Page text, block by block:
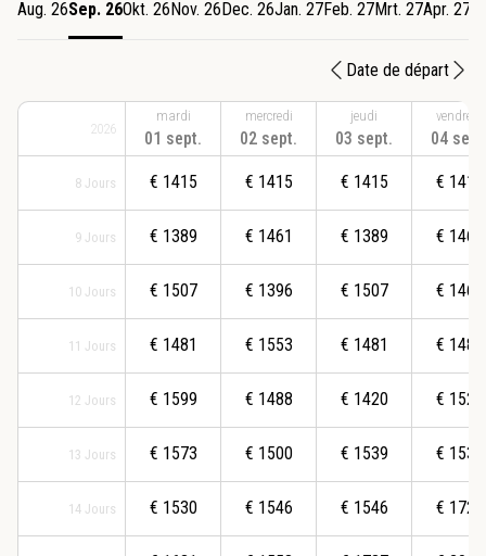
Aug. 26Sep. 26Okt. 26 Nov. 26 Dec. 26Jan. 27Feb. 27Mrt. 27Apr. 27
Date de départ
2026
8 Jours
9 Jours
10 Jours
11 Jours
12 Jours
13 Jours
14 Jours
mardi
01 sept.
€ 1415
€ 1389
€ 1507
€ 1481
€ 1599
€ 1573
€ 1530
mercredi
02 sept.
€ 1415
€ 1461
€ 1396
€ 1553
€ 1488
€ 1500
€ 1546
jeudi
03 sept.
€ 1415
€ 1389
€ 1507
€ 1481
€ 1420
€ 1539
€ 1546
vendredi
04
€ 1415
€ 1461
€ 1469
€ 1481
€ 1527
€ 1534
€ 1725